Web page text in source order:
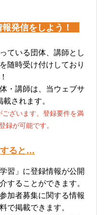
発信をしよう！
ている団体、講師とし
随時受け付けしており
・講師は、当ウェブサ
されます。
ざいます。登録要件を満
録が可能です。
ると…
習」に登録情報が公開
することができます。
加者募集に関する情報
で掲載できます。